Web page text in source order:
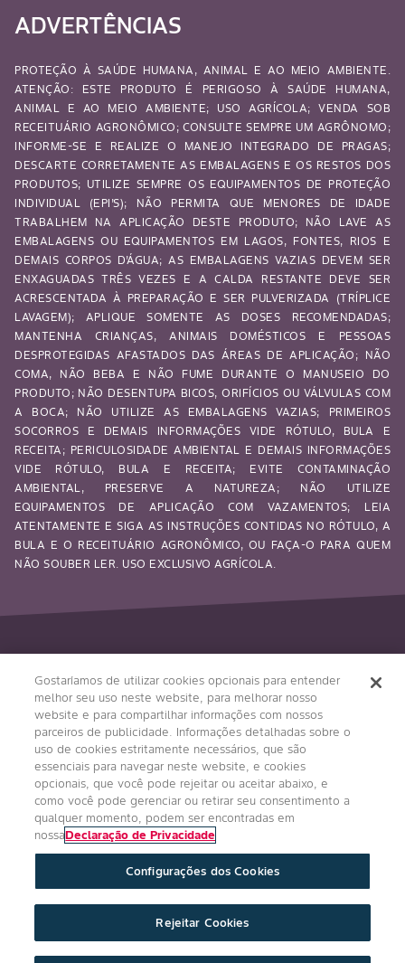
ADVERTÊNCIAS
PROTEÇÃO À SAÚDE HUMANA, ANIMAL E AO MEIO AMBIENTE.
ATENÇÃO: ESTE PRODUTO É PERIGOSO À SAÚDE HUMANA,
ANIMAL E AO MEIO AMBIENTE; USO AGRÍCOLA; VENDA SOB
RECEITUÁRIO AGRONÔMICO; CONSULTE SEMPRE UM AGRÔNOMO;
INFORME-SE E REALIZE O MANEJO INTEGRADO DE PRAGAS;
DESCARTE CORRETAMENTE AS EMBALAGENS E OS RESTOS DOS
PRODUTOS; UTILIZE SEMPRE OS EQUIPAMENTOS DE PROTEÇÃO
INDIVIDUAL (EPI’S); NÃO PERMITA QUE MENORES DE IDADE
TRABALHEM NA APLICAÇÃO DESTE PRODUTO; NÃO LAVE AS
EMBALAGENS OU EQUIPAMENTOS EM LAGOS, FONTES, RIOS E
DEMAIS CORPOS D’ÁGUA; AS EMBALAGENS VAZIAS DEVEM SER
ENXAGUADAS TRÊS VEZES E A CALDA RESTANTE DEVE SER
ACRESCENTADA À PREPARAÇÃO E SER PULVERIZADA (TRÍPLICE
LAVAGEM); APLIQUE SOMENTE AS DOSES RECOMENDADAS;
MANTENHA CRIANÇAS, ANIMAIS DOMÉSTICOS E PESSOAS
DESPROTEGIDAS AFASTADOS DAS ÁREAS DE APLICAÇÃO; NÃO
COMA, NÃO BEBA E NÃO FUME DURANTE O MANUSEIO DO
PRODUTO; NÃO DESENTUPA BICOS, ORIFÍCIOS OU VÁLVULAS COM
A BOCA; NÃO UTILIZE AS EMBALAGENS VAZIAS; PRIMEIROS
SOCORROS E DEMAIS INFORMAÇÕES VIDE RÓTULO, BULA E
RECEITA; PERICULOSIDADE AMBIENTAL E DEMAIS INFORMAÇÕES
VIDE RÓTULO, BULA E RECEITA; EVITE CONTAMINAÇÃO
AMBIENTAL, PRESERVE A NATUREZA; NÃO UTILIZE
EQUIPAMENTOS DE APLICAÇÃO COM VAZAMENTOS; LEIA
ATENTAMENTE E SIGA AS INSTRUÇÕES CONTIDAS NO RÓTULO, A
BULA E O RECEITUÁRIO AGRONÔMICO, OU FAÇA-O PARA QUEM
NÃO SOUBER LER. USO EXCLUSIVO AGRÍCOLA.
Siga-nos
Copyright © Bayer Crop Science 2024
Condições Gerais
Política de Privacidade
Regulamento Impulso Bayer
Política de Privacidade de Redes Sociais
Imprint
Configurações de Cookies
Gostaríamos de utilizar cookies opcionais para entender
melhor seu uso neste website, para melhorar nosso
website e para compartilhar informações com nossos
parceiros de publicidade. Informações detalhadas sobre o
uso de cookies estritamente necessários, que são
essenciais para navegar neste website, e cookies
opcionais, que você pode rejeitar ou aceitar abaixo, e
como você pode gerenciar ou retirar seu consentimento a
qualquer momento, podem ser encontradas em
nossaDeclaração de Privacidade
Configurações dos Cookies
Rejeitar Cookies